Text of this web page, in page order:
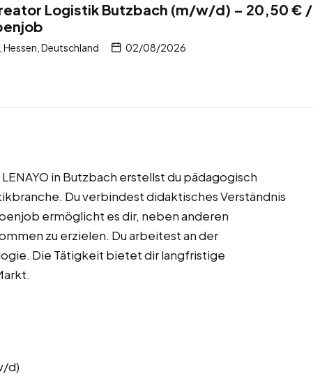
Logistik Butzbach (m/w/d) – 20,50 € /
Deutschland 02/08/2026
in Butzbach erstellst du pädagogisch
Du verbindest didaktisches Verständnis
ermöglicht es dir, neben anderen
zu erzielen. Du arbeitest an der
Die Tätigkeit bietet dir langfristige
d)